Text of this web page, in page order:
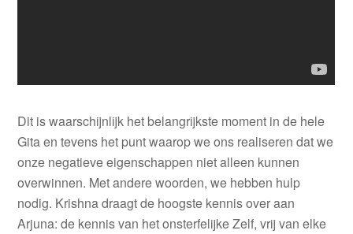
Dit is waarschijnlijk het belangrijkste moment in de hele
Gita en tevens het punt waarop we ons realiseren dat we
onze negatieve eigenschappen niet alleen kunnen
overwinnen. Met andere woorden, we hebben hulp
nodig. Krishna draagt de hoogste kennis over aan
Arjuna: de kennis van het onsterfelijke Zelf, vrij van elke